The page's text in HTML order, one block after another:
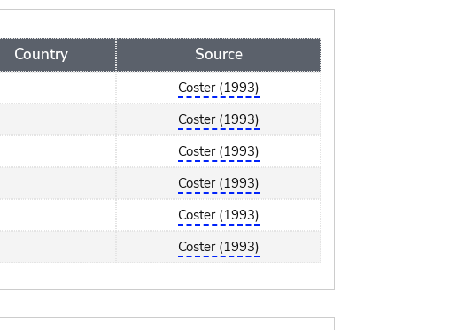
Country Source
Coster (1993)
Coster (1993)
Coster (1993)
Coster (1993)
Coster (1993)
Coster (1993)